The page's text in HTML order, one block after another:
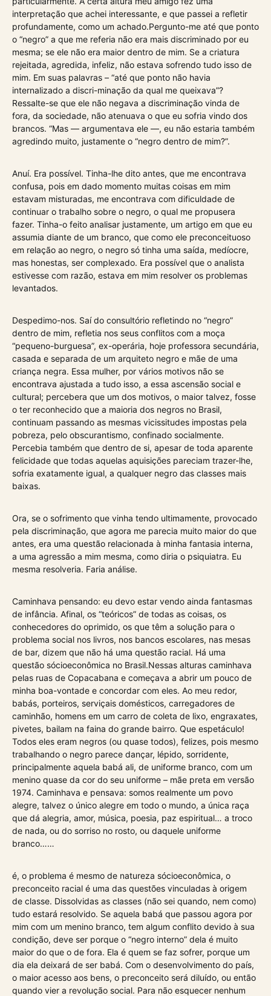
interpretação que achei interessante, e que passei a refletir
profundamente, como um achado.Pergunto-me até que ponto
o “negro” a que me referia não era mais discriminado por eu
mesma; se ele não era maior dentro de mim. Se a criatura
rejeitada, agredida, infeliz, não estava sofrendo tudo isso de
mim. Em suas palavras – “até que ponto não havia
internalizado a discri-minação da qual me queixava”?
Ressalte-se que ele não negava a discriminação vinda de
fora, da sociedade, não atenuava o que eu sofria vindo dos
brancos. “Mas — argumentava ele —, eu não estaria também
agredindo muito, justamente o “negro dentro de mim?”.
Anuí. Era possível. Tinha-lhe dito antes, que me encontrava
confusa, pois em dado momento muitas coisas em mim
estavam misturadas, me encontrava com dificuldade de
continuar o trabalho sobre o negro, o qual me propusera
fazer. Tinha-o feito analisar justamente, um artigo em que eu
assumia diante de um branco, que como ele preconceituoso
em relação ao negro, o negro só tinha uma saída, medíocre,
mas honestas, ser complexado. Era possível que o analista
estivesse com razão, estava em mim resolver os problemas
levantados.
Despedimo-nos. Saí do consultório refletindo no “negro”
dentro de mim, refletia nos seus conflitos com a moça
“pequeno-burguesa”, ex-operária, hoje professora secundária,
casada e separada de um arquiteto negro e mãe de uma
criança negra. Essa mulher, por vários motivos não se
encontrava ajustada a tudo isso, a essa ascensão social e
cultural; percebera que um dos motivos, o maior talvez, fosse
o ter reconhecido que a maioria dos negros no Brasil,
continuam passando as mesmas vicissitudes impostas pela
pobreza, pelo obscurantismo, confinado socialmente.
Percebia também que dentro de si, apesar de toda aparente
felicidade que todas aquelas aquisições pareciam trazer-lhe,
sofria exatamente igual, a qualquer negro das classes mais
baixas.
Ora, se o sofrimento que vinha tendo ultimamente, provocado
pela discriminação, que agora me parecia muito maior do que
antes, era uma questão relacionada à minha fantasia interna,
a uma agressão a mim mesma, como diria o psiquiatra. Eu
mesma resolveria. Faria análise.
Caminhava pensando: eu devo estar vendo ainda fantasmas
de infância. Afinal, os “teóricos” de todas as coisas, os
conhecedores do oprimido, os que têm a solução para o
problema social nos livros, nos bancos escolares, nas mesas
de bar, dizem que não há uma questão racial. Há uma
questão sócioeconômica no Brasil.Nessas alturas caminhava
pelas ruas de Copacabana e começava a abrir um pouco de
minha boa-vontade e concordar com eles. Ao meu redor,
babás, porteiros, serviçais domésticos, carregadores de
caminhão, homens em um carro de coleta de lixo, engraxates,
pivetes, bailam na faina do grande bairro. Que espetáculo!
Todos eles eram negros (ou quase todos), felizes, pois mesmo
trabalhando o negro parece dançar, lépido, sorridente,
principalmente aquela babá ali, de uniforme branco, com um
menino quase da cor do seu uniforme – mãe preta em versão
1974. Caminhava e pensava: somos realmente um povo
alegre, talvez o único alegre em todo o mundo, a única raça
que dá alegria, amor, música, poesia, paz espiritual… a troco
de nada, ou do sorriso no rosto, ou daquele uniforme
branco……
é, o problema é mesmo de natureza sócioeconômica, o
preconceito racial é uma das questões vinculadas à origem
de classe. Dissolvidas as classes (não sei quando, nem como)
tudo estará resolvido. Se aquela babá que passou agora por
mim com um menino branco, tem algum conflito devido à sua
condição, deve ser porque o “negro interno” dela é muito
maior do que o de fora. Ela é quem se faz sofrer, porque um
dia ela deixará de ser babá. Com o desenvolvimento do país,
o maior acesso aos bens, o preconceito será diluído, ou então
quando vier a revolução social. Para não esquecer nenhum